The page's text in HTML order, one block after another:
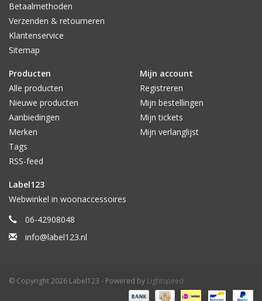
Betaalmethoden
Verzenden & retourneren
Klantenservice
Sitemap
Producten
Alle producten
Nieuwe producten
Aanbiedingen
Merken
Tags
RSS-feed
Mijn account
Registreren
Mijn bestellingen
Mijn tickets
Mijn verlanglijst
Label123
Webwinkel in woonaccessoires
06-42908048
info@label123.nl
© Copyright 2026 Label123 - Powered by Lightspeed